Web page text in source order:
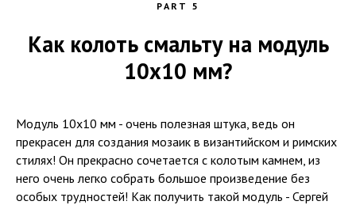
PART 5
Как колоть смальту на модуль
10х10 мм?
Модуль 10х10 мм - очень полезная штука, ведь он
прекрасен для создания мозаик в византийском и римских
стилях! Он прекрасно сочетается с колотым камнем, из
него очень легко собрать большое произведение без
особых трудностей! Как получить такой модуль - Сергей